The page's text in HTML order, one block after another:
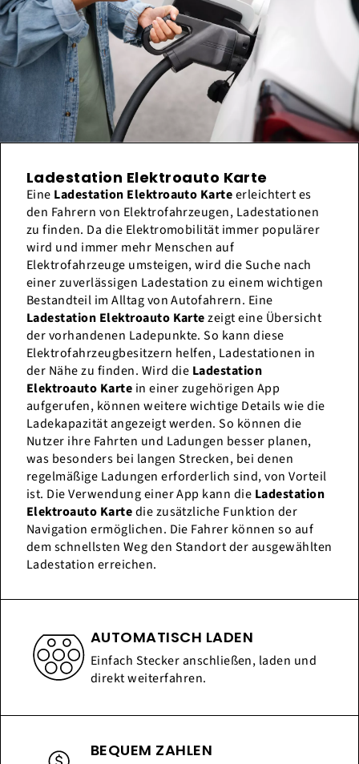
Ladestation Elektroauto Karte
Eine Ladestation Elektroauto Karteerleichtert es
den Fahrern von Elektrofahrzeugen, Ladestationen
zu finden. Da die Elektromobilität immer populärer
wird und immer mehr Menschen auf
Elektrofahrzeuge umsteigen, wird die Suche nach
einer zuverlässigen Ladestation zu einem wichtigen
Bestandteil im Alltag von Autofahrern. Eine
Ladestation Elektroauto Kartezeigt eine Übersicht
der vorhandenen Ladepunkte. So kann diese
Elektrofahrzeugbesitzern helfen, Ladestationen in
der Nähe zu finden. Wird die Ladestation
Elektroauto Karte in einer zugehörigen App
aufgerufen, können weitere wichtige Details wie die
Ladekapazität angezeigt werden. So können die
Nutzer ihre Fahrten und Ladungen besser planen,
was besonders bei langen Strecken, bei denen
regelmäßige Ladungen erforderlich sind, von Vorteil
ist. Die Verwendung einer App kann die Ladestation
Elektroauto Kartedie zusätzliche Funktion der
Navigation ermöglichen. Die Fahrer können so auf
dem schnellsten Weg den Standort der ausgewählten
Ladestation erreichen.
AUTOMATISCH LADEN
Einfach Stecker anschließen, laden und
direkt weiterfahren.
BEQUEM ZAHLEN